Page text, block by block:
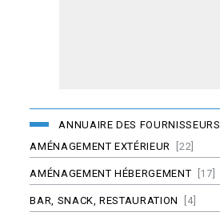
ANNUAIRE DES FOURNISSEURS
AMÉNAGEMENT EXTÉRIEUR
[22]
AMÉNAGEMENT HÉBERGEMENT [17]
BAR, SNACK, RESTAURATION [4]